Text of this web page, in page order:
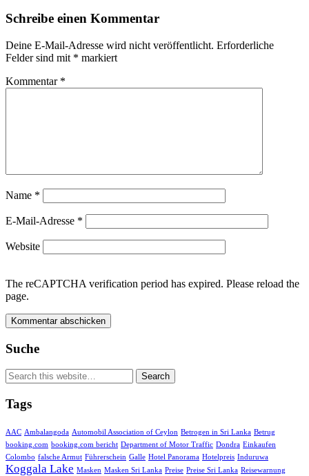
Schreibe einen Kommentar
Deine E-Mail-Adresse wird nicht veröffentlicht. Erforderliche
Felder sind mit * markiert
Kommentar *
Name *
E-Mail-Adresse *
Website
The reCAPTCHA verification period has expired. Please reload the
page.
Suche
Tags
AAC Ambalangoda Automobil Association of Ceylon Betrogen in Sri Lanka Betrug
booking.com booking.com bericht Department of Motor Traffic Dondra Einkaufen
Colombo falsche Armut Führerschein Galle Hotel Panorama Hotelpreis Induruwa
Koggala Lake Masken Masken Sri Lanka Preise Preise Sri Lanka Reisewarnung